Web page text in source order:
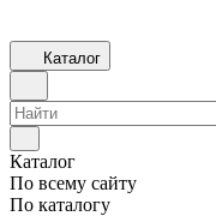
Каталог
Каталог
По всему сайту
По каталогу